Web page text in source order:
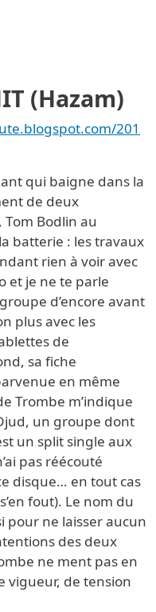
(Hazam)
201
qui baigne dans la
de deux
Bodlin au
batterie : les travaux
rien à voir avec
et je ne te parle
d’encore avant
plus avec les
de
sa fiche
en même
Trombe m’indique
un groupe dont
un split single aux
pas réécouté
disque… en tout cas
fout). Le nom du
pour ne laisser aucun
des deux
ne ment pas en
vigueur, de tension